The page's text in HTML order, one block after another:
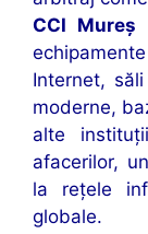
CCI Mureş
Internet,
moderne,
alte
afacerilor,
la reţele
globale.